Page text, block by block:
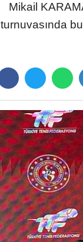
Mikail
turnuvasında